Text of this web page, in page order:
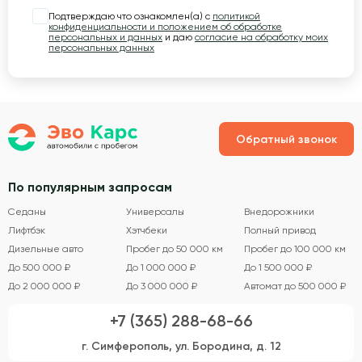
Подтверждаю что ознакомлен(а) с политикой
конфиденциальности и положением об обработке
персональных и данных и даю согласие на обработку моих
персональных данных
Обратный звонок
По популярным запросам
Седаны Универсалы
Внедорожники
Лифтбэк
Хэтчбеки
Полный привод
Дизельные авто
Пробег до 50 000 км
Пробег до 100 000 км
До 500 000 ₽
До 1 000 000 ₽
До 1 500 000 ₽
До 2 000 000 ₽
До 3 000 000 ₽ Автомат до 500 000 ₽
+7 (365) 288-68-66
г. Симферополь, ул. Бородина, д. 12